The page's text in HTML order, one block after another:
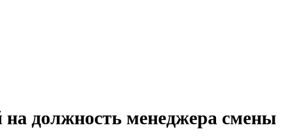
на должность менеджера